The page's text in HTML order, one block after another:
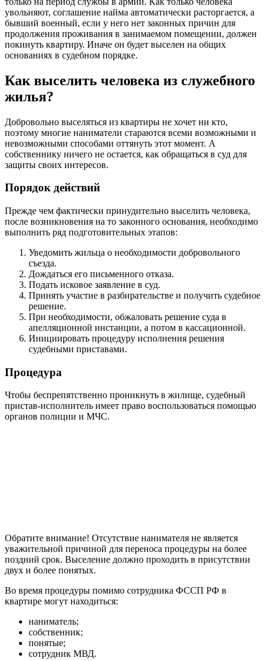
увольняют, соглашение найма автоматически расторгается, а
бывший военный, если у него нет законных причин для
продолжения проживания в занимаемом помещении, должен
покинуть квартиру. Иначе он будет выселен на общих
основаниях в судебном порядке.
Как выселить человека из служебного
жилья?
Добровольно выселяться из квартиры не хочет ни кто,
поэтому многие наниматели стараются всеми возможными и
невозможными способами оттянуть этот момент. А
собственнику ничего не остается, как обращаться в суд для
защиты своих интересов.
Порядок действий
Прежде чем фактически принудительно выселить человека,
после возникновения на то законного основания, необходимо
выполнить ряд подготовительных этапов:
Уведомить жильца о необходимости добровольного
съезда.
Дождаться его письменного отказа.
Подать исковое заявление в суд.
Принять участие в разбирательстве и получить судебное
решение.
При необходимости, обжаловать решение суда в
апелляционной инстанции, а потом в кассационной.
Инициировать процедуру исполнения решения
судебными приставами.
Процедура
Чтобы беспрепятственно проникнуть в жилище, судебный
пристав-исполнитель имеет право воспользоваться помощью
органов полиции и МЧС.
Обратите внимание! Отсутствие нанимателя не является
уважительной причиной для переноса процедуры на более
поздний срок. Выселение должно проходить в присутствии
двух и более понятых.
Во время процедуры помимо сотрудника ФССП РФ в
квартире могут находиться:
наниматель;
собственник;
понятые;
сотрудник МВД.